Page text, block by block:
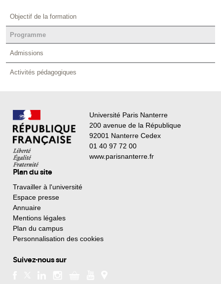
Objectif de la formation
Programme
Admissions
Activités pédagogiques
Université Paris Nanterre
200 avenue de la République
92001 Nanterre Cedex
01 40 97 72 00
www.parisnanterre.fr
Plan du site
Travailler à l'université
Espace presse
Annuaire
Mentions légales
Plan du campus
Personnalisation des cookies
Suivez-nous sur